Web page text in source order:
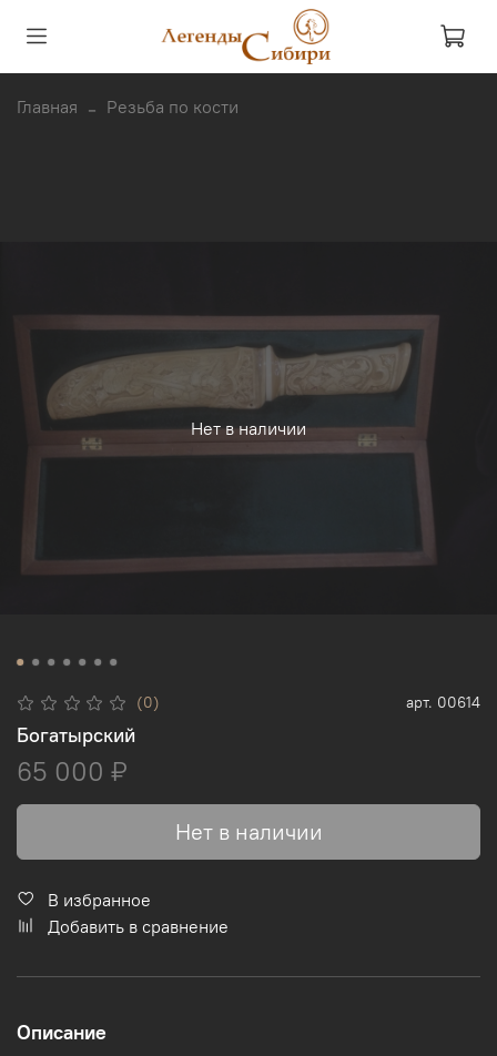
Главная Резьба по кости
Нет в наличии
(0) арт. 00614
Богатырский
65 000 ₽
Нет в наличии
В избранное
Добавить в сравнение
Описание